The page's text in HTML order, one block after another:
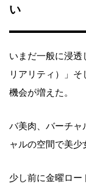
い
いまだ一般に浸透
リアリティ）」
機会が増えた。
バ美肉、バーチャ
ャルの空間で美少
少し前に金曜ロー